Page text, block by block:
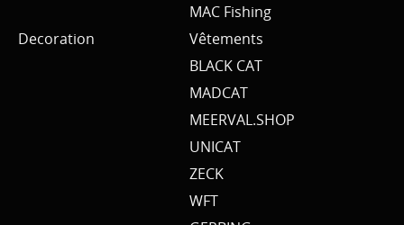
MAC Fishing
Decoration
Vêtements
BLACK CAT
MADCAT
MEERVAL.SHOP
UNICAT
ZECK
WFT